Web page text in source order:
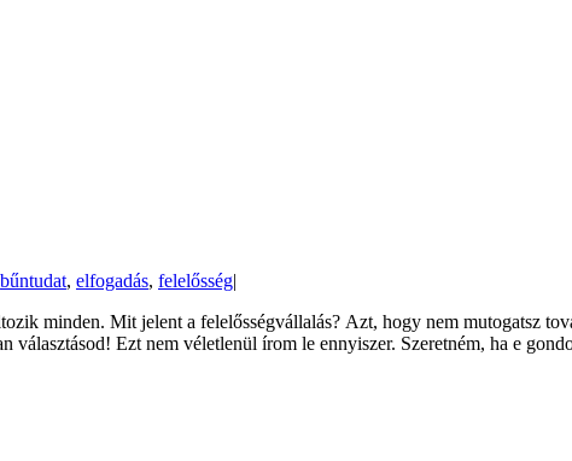
bűntudat, elfogadás, felelősség|
minden. Mit jelent a felelősségvállalás? Azt, hogy nem mutogatsz
Ezt nem véletlenül írom le ennyiszer. Szeretném, ha e